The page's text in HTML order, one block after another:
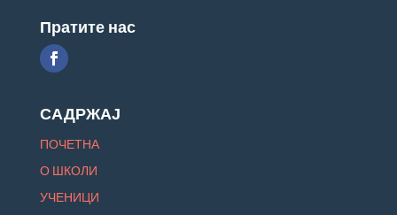
Пратите нас
САДРЖАЈ
ПОЧЕТНА
О ШКОЛИ
УЧЕНИЦИ